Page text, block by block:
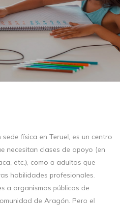
física en Teruel, es un centro
necesitan clases de apoyo (en
etc.), como a adultos que
habilidades profesionales.
a organismos públicos de
de Aragón. Pero el